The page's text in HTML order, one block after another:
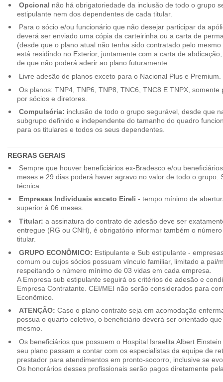
Opcional não há obrigatoriedade da inclusão de todo o grupo
estipulante nem dos dependentes de cada titular.
Para o sócio e/ou funcionário que não desejar participar da
deverá ser enviado uma cópia da carteirinha ou a carta de
(desde que o plano atual não tenha sido contratado pelo
está residindo no Exterior, juntamente com a carta de
de que não poderá aderir ao plano futuramente.
Livre adesão de planos exceto para o Nacional Plus e Premium.
Os planos: TNP4, TNP6, TNP8, TNC6, TNC8 E TNPX,
por sócios e diretores.
Compulsória: inclusão de todo o grupo segurável, desde que
subgrupo definido e independente do tamanho do quadro
para os titulares e todos os seus dependentes.
REGRAS GERAIS
Sempre que houver beneficiários ex-Bradesco e/ou
meses e 29 dias poderá haver agravo no valor de todo o grupo.
técnica.
Empresas Individuais exceto Eireli - tempo mínimo de
superior à 06 meses.
Titular: a assinatura do contrato de adesão deve ser
entregue (RG ou CNH), é obrigatório informar também o
titular.
GRUPO ECONÔMICO: Estipulante e Sub estipulante -
comum ou cujos sócios possuam vínculo familiar, limitado a pai/
respeitando o número mínimo de 03 vidas em cada empresa.
A Empresa sub estipulante seguirá os critérios de adesão e
Empresa Contratante. CEI/MEI não serão considerados para
Econômico.
ATENÇÃO: Caso o plano contrato seja em acomodação
possua o quarto coletivo, o beneficiário deverá ser orientado
mesmo.
Os beneficiários que possuem o Hospital Israelita Albert
seu plano passam a contar com os especialistas da equipe de
prestador para atendimentos em pronto-socorro, inclusive se
Os honorários desses profissionais serão pagos diretamente